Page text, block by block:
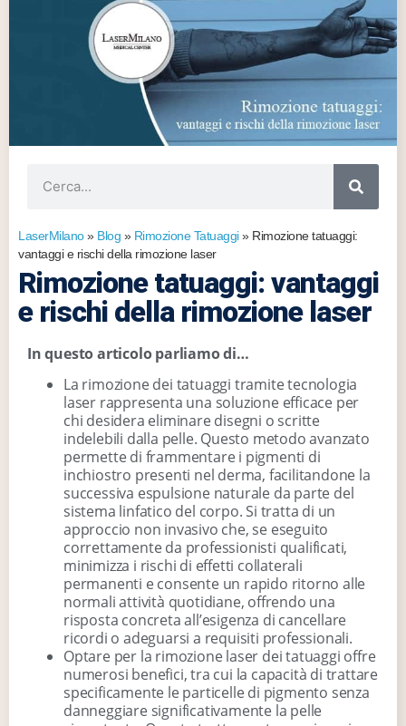
LaserMilano» Blog » Rimozione Tatuaggi» Rimozione tatuaggi:
vantaggi e rischi della rimozione laser
Rimozione tatuaggi: vantaggi
e rischi della rimozione laser
In questo articolo parliamo di…
La rimozione dei tatuaggi tramite tecnologia
laser rappresenta una soluzione efficace per
chi desidera eliminare disegni o scritte
indelebili dalla pelle. Questo metodo avanzato
permette di frammentare i pigmenti di
inchiostro presenti nel derma, facilitandone la
successiva espulsione naturale da parte del
sistema linfatico del corpo. Si tratta di un
approccio non invasivo che, se eseguito
correttamente da professionisti qualificati,
minimizza i rischi di effetti collaterali
permanenti e consente un rapido ritorno alle
normali attività quotidiane, offrendo una
risposta concreta all’esigenza di cancellare
ricordi o adeguarsi a requisiti professionali.
Optare per la rimozione laser dei tatuaggi offre
numerosi benefici, tra cui la capacità di trattare
specificamente le particelle di pigmento senza
danneggiare significativamente la pelle